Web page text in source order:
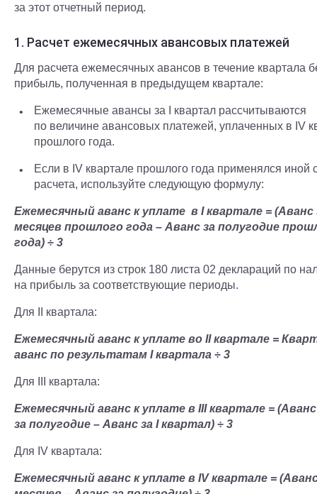
за этот отчетный период.
1. Расчет ежемесячных авансовых платежей
Для расчета ежемесячных авансов в течение квартала
прибыль, полученная в предыдущем квартале:
Ежемесячные авансы за I квартал рассчитываются
по величине авансовых платежей, уплаченных в IV
прошлого года.
Если в IV квартале прошлого года применялся иной
расчета, используйте следующую формулу:
Ежемесячный аванс к уплате в I квартале = (Аванс
месяцев прошлого года – Аванс за полугодие
года) ÷ 3
Данные берутся из строк 180 листа 02 деклараций по
на прибыль за соответствующие периоды.
Для II квартала:
Ежемесячный аванс к уплате во II квартале =
аванс по результатам I квартала ÷ 3
Для III квартала:
Ежемесячный аванс к уплате в III квартале = (Аванс
за полугодие – Аванс за I квартал) ÷ 3
Для IV квартала:
Ежемесячный аванс к уплате в IV квартале =